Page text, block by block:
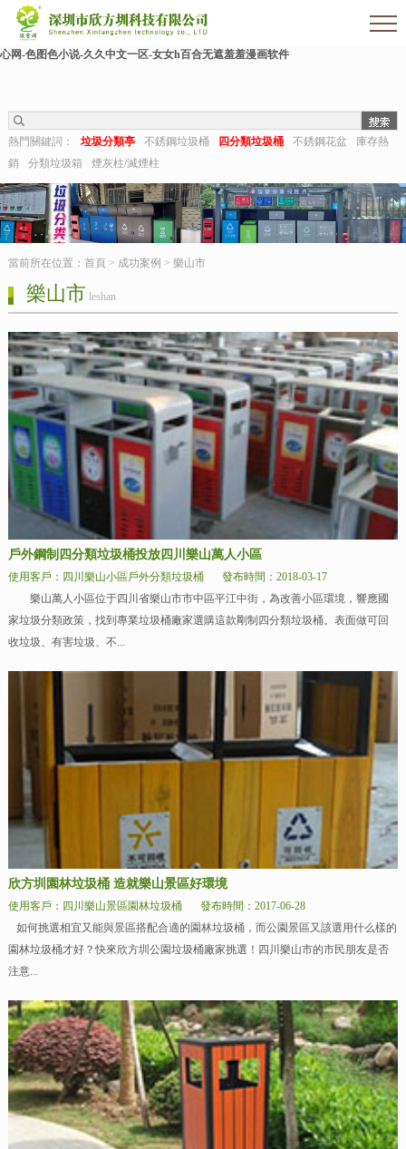
欧美伊人-麻豆精品一区二区三区-欧美日b视频-阿v天堂网-中文字幕第六页-狠狠干干-
国产h在线观看-国产嫩草视频-日日夜夜拍-亚洲第一视频网-毛片在线网站-五月婷婷开
心网-色图色小说-久久中文一区-女女h百合无遮羞羞漫画软件
熱門關鍵詞： 垃圾分類亭 不銹鋼垃圾桶 四分類垃圾桶 不銹鋼花盆
庫存熱
銷
分類垃圾箱 煙灰柱/滅煙柱
當前所在位置： 首頁> 成功案例 > 樂山市
樂山市 leshan
戶外鋼制四分類垃圾桶投放四川樂山萬人小區
使用客戶：四川樂山小區戶外分類垃圾桶
發布時間：2018-03-17
樂山萬人小區位于四川省樂山市市中區平江中街，為改善小區環境，響應國
家垃圾分類政策，找到專業垃圾桶廠家選購這款剛制四分類垃圾桶。表面做可回
收垃圾、有害垃圾、不...
欣方圳園林垃圾桶 造就樂山景區好環境
使用客戶：四川樂山景區園林垃圾桶
發布時間：2017-06-28
如何挑選相宜又能與景區搭配合適的園林垃圾桶，而公園景區又該選用什么樣的
園林垃圾桶才好？快來欣方圳公園垃圾桶廠家挑選！四川樂山市的市民朋友是否
注意...